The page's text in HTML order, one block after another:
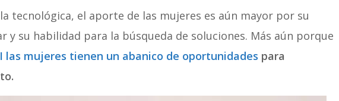
tecnológica, el aporte de las mujeres es aún mayor por su
y su habilidad para la búsqueda de soluciones. Más aún porque
las mujeres tienen un abanico de oportunidades para